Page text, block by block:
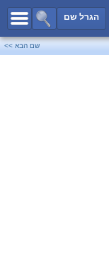
הגרל שם
כל השמות
שמות לבנים
שם הבא >>